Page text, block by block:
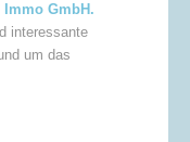
Immo GmbH.
interessante
um das